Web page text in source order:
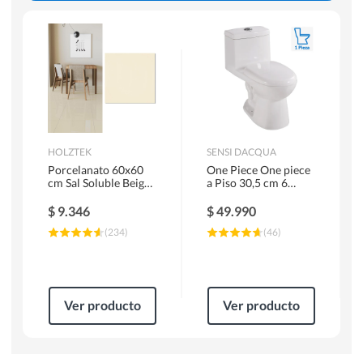
WC y Sanitarios
Pisos Flotantes y Laminados
Pinturas
HOLZTEK
Porcelanato 60x60
cm Sal Soluble Beige
$ 9.346
(234)
Ver producto
SENSI DACQUA
One Piece One piece
a Piso 30,5 cm 6
$49.990
(46)
Ver producto